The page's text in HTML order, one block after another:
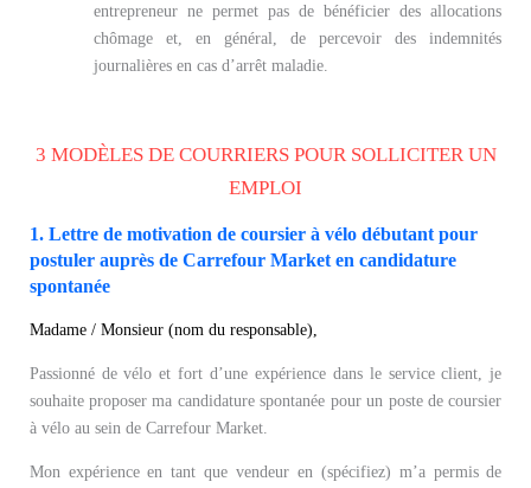
entrepreneur ne permet pas de bénéficier des allocations
chômage et, en général, de percevoir des indemnités
journalières en cas d’arrêt maladie.
3 MODÈLES DE COURRIERS POUR SOLLICITER UN
EMPLOI
1. Lettre de motivation de coursier à vélo débutant pour
postuler auprès de Carrefour Market en candidature
spontanée
Madame / Monsieur (nom du responsable),
Passionné de vélo et fort d’une expérience dans le service client, je
souhaite proposer ma candidature spontanée pour un poste de coursier
à vélo au sein de Carrefour Market.
Mon expérience en tant que vendeur en (spécifiez) m’a permis de